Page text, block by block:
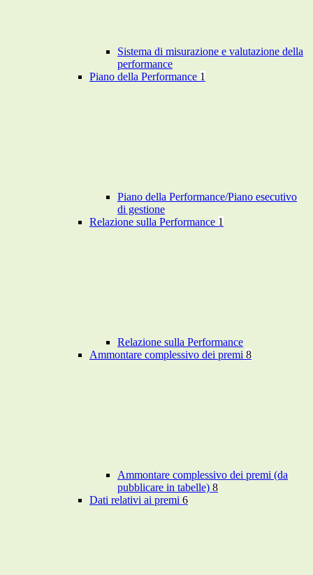
Sistema di misurazione e valutazione della
performance
Piano della Performance 1
Piano della Performance/Piano esecutivo
di gestione
Relazione sulla Performance 1
Relazione sulla Performance
Ammontare complessivo dei premi 8
Ammontare complessivo dei premi (da
pubblicare in tabelle) 8
Dati relativi ai premi 6